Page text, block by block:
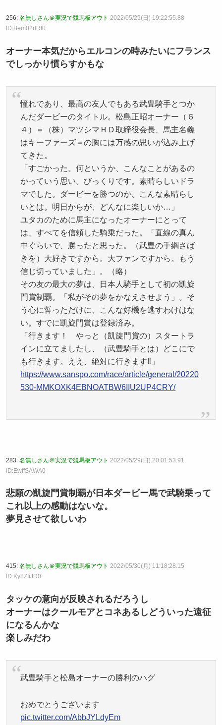
256: 名無しさん＠実況で競馬板アウト 2022/05/29(日) 19:22:55.88
ID:Bem02dRI0
オーナー本気だからエルコンの時みたいにフランス
でしっかり慣らすかもな
憧れであり、最高の友人でもある武豊騎手とつか
んだダービーのタイトル。松島正昭オーナー（６
４）＝（株）マツシマＨＤ取締役会長、馬主名義
はキーファーズ＝の胸には万感の思いが込み上げ
てきた。
「すごかった。何というか、こんなことがあるの
かっていう思い。びっくりです。素晴らしいドラ
マでした。ダービーを勝つのが、こんな素晴らし
いとは。明日からが、どんなに楽しいか…」
ユタカのために馬主になったオーナーにとって
は、すべてを信頼した騎乗だった。「直線の真ん
中ぐらいで、勝ったと思った。（武豊の手綱さば
きを）大好きですから。大ファンですから。もう
信じ切っていました」。（略）
その友の最大の夢は、日本人騎手として初の凱旋
門賞制覇。「私がその夢をかなえさせよう」。そ
う心に誓っただけに、こんな好機を逃すわけはな
い。すでに凱旋門賞は登録済み。
「行きます！ やっと（凱旋門賞の）スタートラ
インに立てましたし、（武豊騎手とは）どこにで
も行きます。ええ、絶対に行きます‼」
https://www.sanspo.com/race/article/general/20220
530-MMKOXK4EBNOATBW6IIU2UP4CRY/
283: 名無しさん＠実況で競馬板アウト 2022/05/29(日) 20:01:53.91
ID:EwffSAWA0
悲願の凱旋門賞制覇が日本ダービー馬で武騎乗って
これ以上の感動はないな。
夢見させて欲しいわ
415: 名無しさん＠実況で競馬板アウト 2022/05/30(月) 11:18:28.15
ID:Ky8ZIiJD0
タッケの意向が反映されるだろうし
オーナーはクールモアとコネあるしどういった遠征
になるんかな
楽しみだわ
武豊騎手と松島オーナーの勝利のハグ
おめでとうございます
pic.twitter.com/AbbJYLdyEm